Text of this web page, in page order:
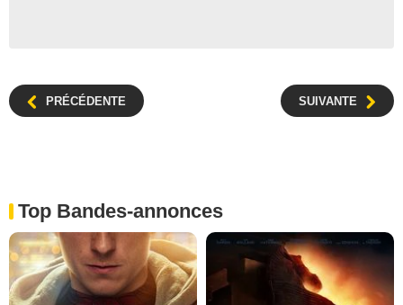
PRÉCÉDENTE SUIVANTE
Top Bandes-annonces